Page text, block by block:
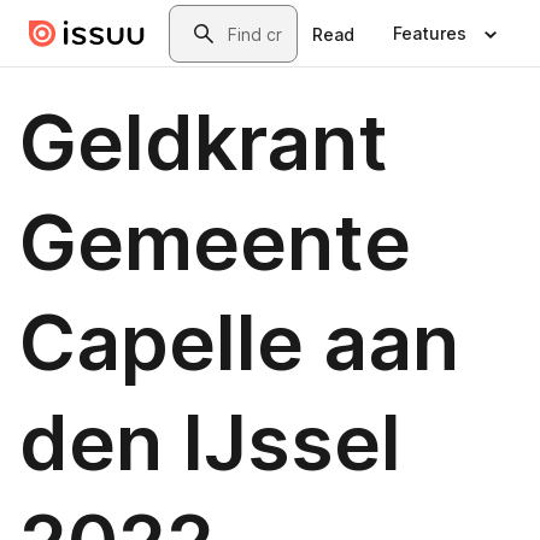
Skip to main contentSearch
Read Features
Geldkrant
Gemeente
Capelle aan
den IJssel